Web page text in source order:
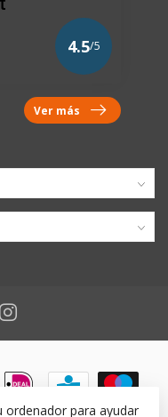
4.5/5
Ver más
ordenador para ayudar